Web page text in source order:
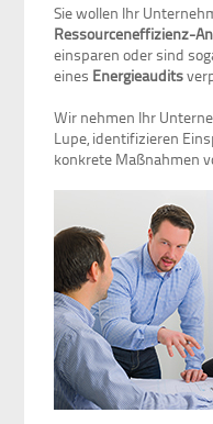
Sie wollen Ihr
Ressourceneffizienz-
einsparen oder sind
eines Energieaudits
Wir nehmen Ihr
Lupe, identifizieren
konkrete Maßnahmen